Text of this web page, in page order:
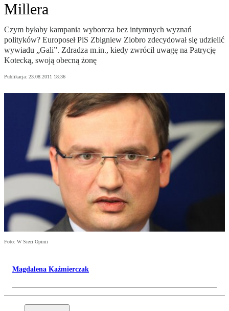
Millera
Czym byłaby kampania wyborcza bez intymnych wyznań
polityków? Europoseł PiS Zbigniew Ziobro zdecydował się udzielić
wywiadu „Gali”. Zdradza m.in., kiedy zwrócił uwagę na Patrycję
Kotecką, swoją obecną żonę
Publikacja: 23.08.2011 18:36
Foto: W Sieci Opinii
Magdalena Kaźmierczak